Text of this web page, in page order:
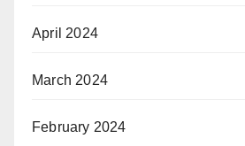
April 2024
March 2024
February 2024